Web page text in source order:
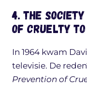
4. The
of Cruelty to
In 1964 kwam
televisie. De
Prevention of